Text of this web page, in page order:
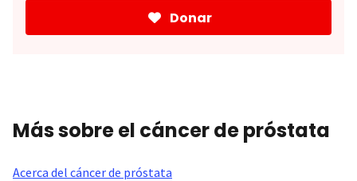
Donar
Más sobre el cáncer de próstata
Acerca del cáncer de próstata